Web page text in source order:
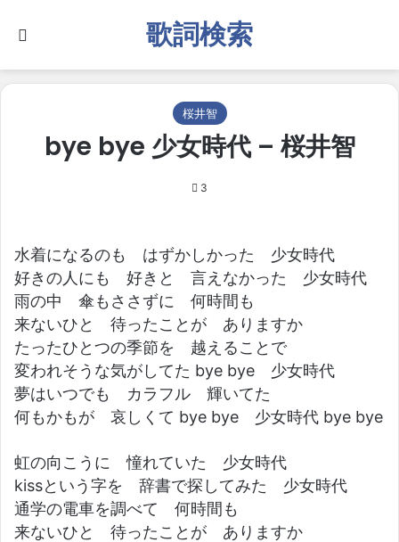
歌詞検索
桜井智
bye bye 少女時代 – 桜井智
3
水着になるのも はずかしかった 少女時代
好きの人にも 好きと 言えなかった 少女時代
雨の中 傘もささずに 何時間も
来ないひと 待ったことが ありますか
たったひとつの季節を 越えることで
変われそうな気がしてた bye bye 少女時代
夢はいつでも カラフル 輝いてた
何もかもが 哀しくて bye bye 少女時代 bye bye
虹の向こうに 憧れていた 少女時代
kissという字を 辞書で探してみた 少女時代
通学の電車を調べて 何時間も
来ないひと 待ったことが ありますか